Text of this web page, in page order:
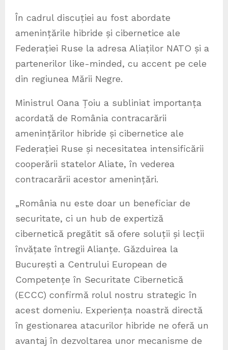
În cadrul discuției au fost abordate
amenințările hibride și cibernetice ale
Federației Ruse la adresa Aliaților NATO și a
partenerilor like-minded, cu accent pe cele
din regiunea Mării Negre.
Ministrul Oana Țoiu a subliniat importanța
acordată de România contracarării
amenințărilor hibride și cibernetice ale
Federației Ruse și necesitatea intensificării
cooperării statelor Aliate, în vederea
contracarării acestor amenințări.
„România nu este doar un beneficiar de
securitate, ci un hub de expertiză
cibernetică pregătit să ofere soluții și lecții
învățate întregii Alianțe. Găzduirea la
București a Centrului European de
Competențe în Securitate Cibernetică
(ECCC) confirmă rolul nostru strategic în
acest domeniu. Experiența noastră directă
în gestionarea atacurilor hibride ne oferă un
avantaj în dezvoltarea unor mecanisme de